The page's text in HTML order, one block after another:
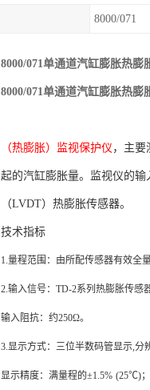
8000/071
8000/071单通道汽缸膨胀热
8000/071单通道汽缸膨胀热
（热膨胀）监视保护仪 ，主要
起的汽缸膨胀量。监视仪的输
（LVDT）热膨胀传感器。
技术指标
1.量程范围： 由所配传感器有效全
2.输入信号： TD-2系列热膨胀传感
输入阻抗：约250Ω。
3.显示方式：三位半数码管显示,分
显示精度：满量程的±1.5% (25℃)；